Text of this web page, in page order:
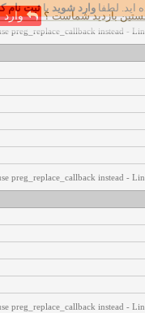
اید. لطفا وارد شوید یاثبت نام
preg_replace_callback instead -
preg_replace_callback instead -
preg_replace_callback instead -
بازدید شماست ؟ وارد